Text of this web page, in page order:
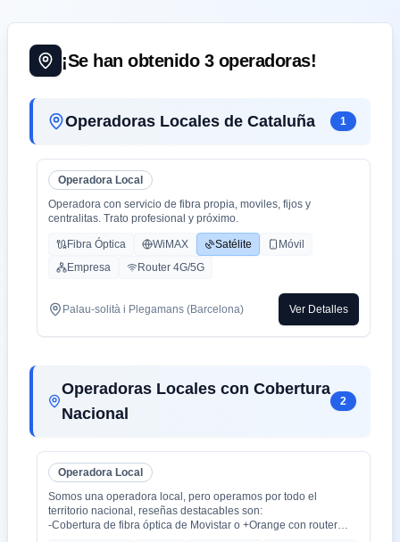
¡Se han obtenido 3operadoras!
Operadoras Locales de Cataluña 1
Operadora Local
Operadora con servicio de fibra propia, moviles, fijos y
centralitas. Trato profesional y próximo.
Fibra Óptica WiMAX Satélite
Móvil
Empresa
Router 4G/5G
Palau-solità i Plegamans (Barcelona) Ver Detalles
Operadoras Locales con Cobertura
Nacional
2
Operadora Local
Somos una operadora local, pero operamos por todo el
territorio nacional, reseñas destacables son:
-Cobertura de fibra óptica de Movistar o +Orange con router